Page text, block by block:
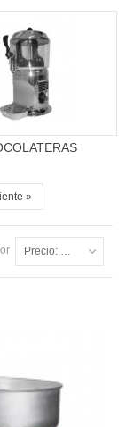
»
Precio: más baratos primero